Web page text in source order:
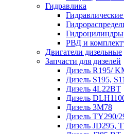
Гидравлика
Гидроцилиндры
РВД и
Двигатели дизельные
Запчасти для дизелей
Дизель R195/
Дизель S195,
Дизель 4L22BT
Дизель
Дизель 3М78
Дизель TY290/
Дизель JD295,